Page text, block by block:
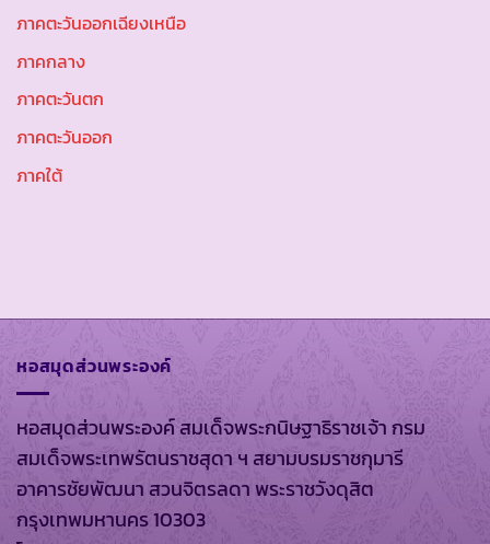
ภาคตะวันออกเฉียงเหนือ
ภาคกลาง
ภาคตะวันตก
ภาคตะวันออก
ภาคใต้
หอสมุดส่วนพระองค์
หอสมุดส่วนพระองค์ สมเด็จพระกนิษฐาธิราชเจ้า กรม
สมเด็จพระเทพรัตนราชสุดา ฯ สยามบรมราชกุมารี
อาคารชัยพัฒนา สวนจิตรลดา พระราชวังดุสิต
กรุงเทพมหานคร 10303